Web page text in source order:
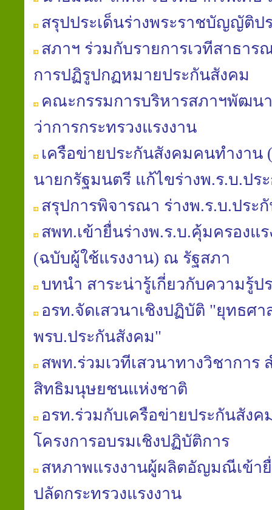
สรุปประเด็นร่างพระราชบัญญัติป
สภาฯ ร่วมกับรายการเวทีสาธา
การปฏิรูปกฏหมายประกันสังคม
คณะกรรมการบริหารสภาฯพัฒน
ว่าการกระทรวงแรงงาน
เครือข่ายประกันสังคมคนทำงาน
นายกรัฐมนตรี แก้ไขร่างพ.ร.บ.ปร
สรุปการพิจารณา ร่างพ.ร.บ.ประ
สพท.เข้ายื่นร่างพ.ร.บ.คุ้มครองแ
(ฉบับผู้ใช้แรงงาน) ณ รัฐสภา
บทนำ สาระน่ารู้เกี่ยวกับความรู้ป
อรท.จัดเสวนาเชิงปฏิบัติ "ยุทธศา
พรบ.ประกันสังคม"
สพท.ร่วมเวทีเสวนาทางวิชากา
สิทธิมนุษยชนแห่งชาติ
อรท.ร่วมกับเครือข่ายประกันสัง
โครงการอบรมเชิงปฏิบัติการ
สหภาพแรงงานผู้ผลิตอัญมณีเข้า
ปลัดกระทรวงแรงงาน